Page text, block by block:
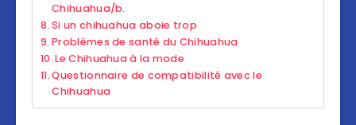
Chihuahua/b.
Si un chihuahua aboie trop
Problèmes de santé du Chihuahua
Le Chihuahua à la mode
Questionnaire de compatibilité avec le
Chihuahua